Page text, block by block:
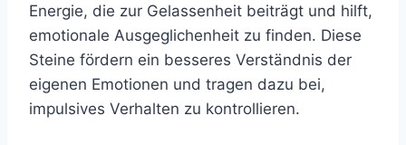
Energie, die zur Gelassenheit beiträgt und hilft,
emotionale Ausgeglichenheit zu finden. Diese
Steine fördern ein besseres Verständnis der
eigenen Emotionen und tragen dazu bei,
impulsives Verhalten zu kontrollieren.